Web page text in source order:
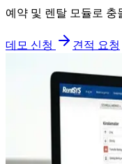
예약 및 렌탈 모듈로
데모 신청 견적 요청